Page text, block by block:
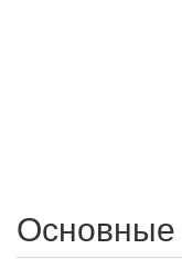
Основные